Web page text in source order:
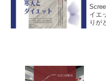
イエ
りが